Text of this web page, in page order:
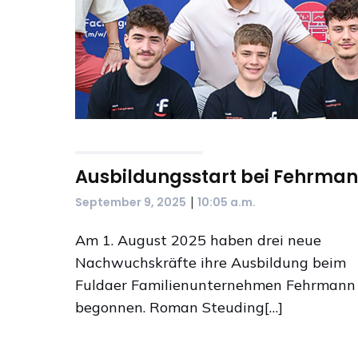
Ausbildungsstart bei
September 9, 2025 | 10:05 a.m.
Am 1. August 2025 haben drei neue
Nachwuchskräfte ihre Ausbildung beim
Fuldaer Familienunternehmen Fehrmann
begonnen. Roman Steuding[…]